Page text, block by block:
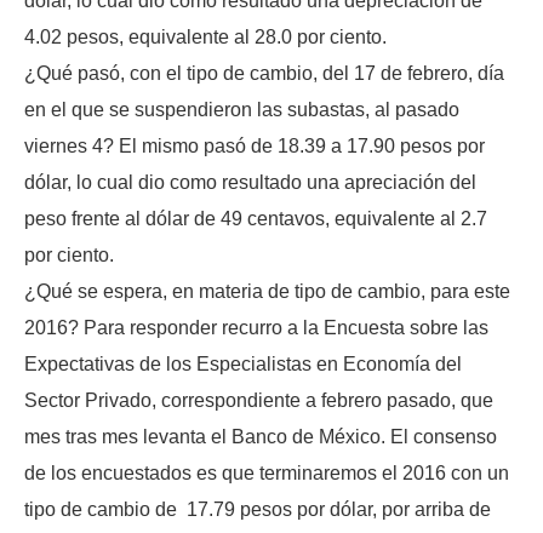
4.02 pesos, equivalente al 28.0 por ciento.
¿Qué pasó, con el tipo de cambio, del 17 de febrero, día
en el que se suspendieron las subastas, al pasado
viernes 4? El mismo pasó de 18.39 a 17.90 pesos por
dólar, lo cual dio como resultado una apreciación del
peso frente al dólar de 49 centavos, equivalente al 2.7
por ciento.
¿Qué se espera, en materia de tipo de cambio, para este
2016? Para responder recurro a la Encuesta sobre las
Expectativas de los Especialistas en Economía del
Sector Privado, correspondiente a febrero pasado, que
mes tras mes levanta el Banco de México. El consenso
de los encuestados es que terminaremos el 2016 con un
tipo de cambio de 17.79 pesos por dólar, por arriba de